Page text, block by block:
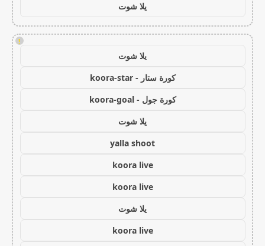
يلا شوت
!
يلا شوت
كورة ستار - koora-star
كورة جول - koora-goal
يلا شوت
yalla shoot
koora live
koora live
يلا شوت
koora live